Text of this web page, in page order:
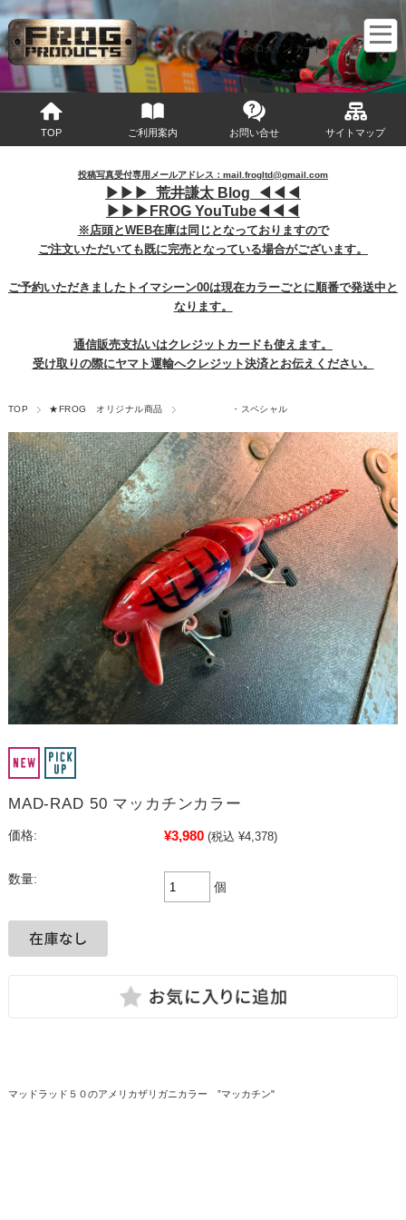
マイページへログイン カートをみる
TOP ご利用案内 お問い合せ サイトマップ
投稿写真受付専用メールアドレス：mail.frogltd@gmail.com
▶︎ ▶︎ ▶︎ 荒井謙太 Blog ◀︎ ◀︎ ◀︎
▶︎ ▶︎ ▶︎ FROG YouTube◀︎ ◀︎ ◀︎
※店頭とWEB在庫は同じとなっておりますので
ご注文いただいても既に完売となっている場合がございます。
ご予約いただきましたトイマシーン00は現在カラーごとに順番で発送中と
なります。
通信販売支払いはクレジットカードも使えます。
受け取りの際にヤマト運輸へクレジット決済とお伝えください。
TOP ★FROG オリジナル商品 ・スペシャル
MAD-RAD 50 マッカチンカラー
価格: ¥3,980 (税込 ¥4,378)
数量:
個
マッドラッド５０のアメリカザリガニカラー ”マッカチン"